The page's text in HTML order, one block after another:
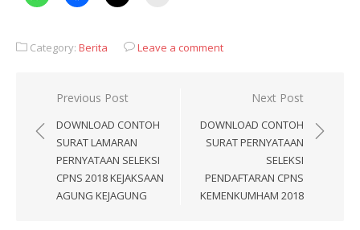
Category: Berita Leave a comment
Post
navigation
Previous Post
DOWNLOAD CONTOH
SURAT LAMARAN
PERNYATAAN SELEKSI
CPNS 2018 KEJAKSAAN
AGUNG KEJAGUNG
Next Post
DOWNLOAD CONTOH
SURAT PERNYATAAN
SELEKSI
PENDAFTARAN CPNS
KEMENKUMHAM 2018